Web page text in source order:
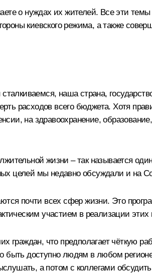
о нуждах их жителей. Все эти
киевского режима, а также
наша страна,
расходов всего бюджета. Хотя
на здравоохранение,
жизни – так называется
целей мы недавно обсуждали и на
почти всех сфер жизни. Это
участием в реализации
что предполагает чёткую
быть доступно людям в любом
а потом с коллегами